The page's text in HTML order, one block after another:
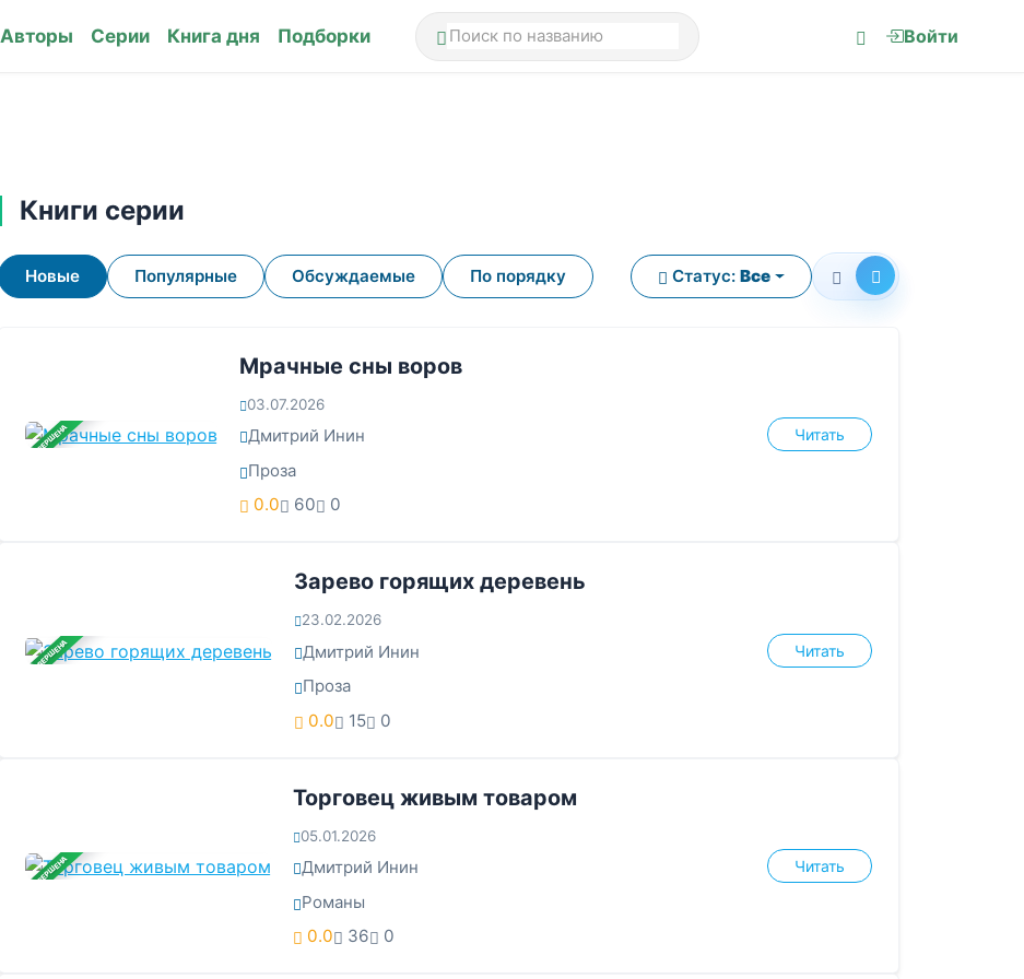
Авторы Серии Книга дня Подборки Войти
Книги серии
Новые Популярные Обсуждаемые По порядку Статус: Все
ЗАВЕРШЕНА
Мрачные сны воров
03.07.2026
Дмитрий Инин
Проза
0.0
60 0
Читать
ЗАВЕРШЕНА
Зарево горящих деревень
23.02.2026
Дмитрий Инин
Проза
0.0
15 0
Читать
ЗАВЕРШЕНА
Торговец живым товаром
05.01.2026
Дмитрий Инин
Романы
0.0
36 0
Читать